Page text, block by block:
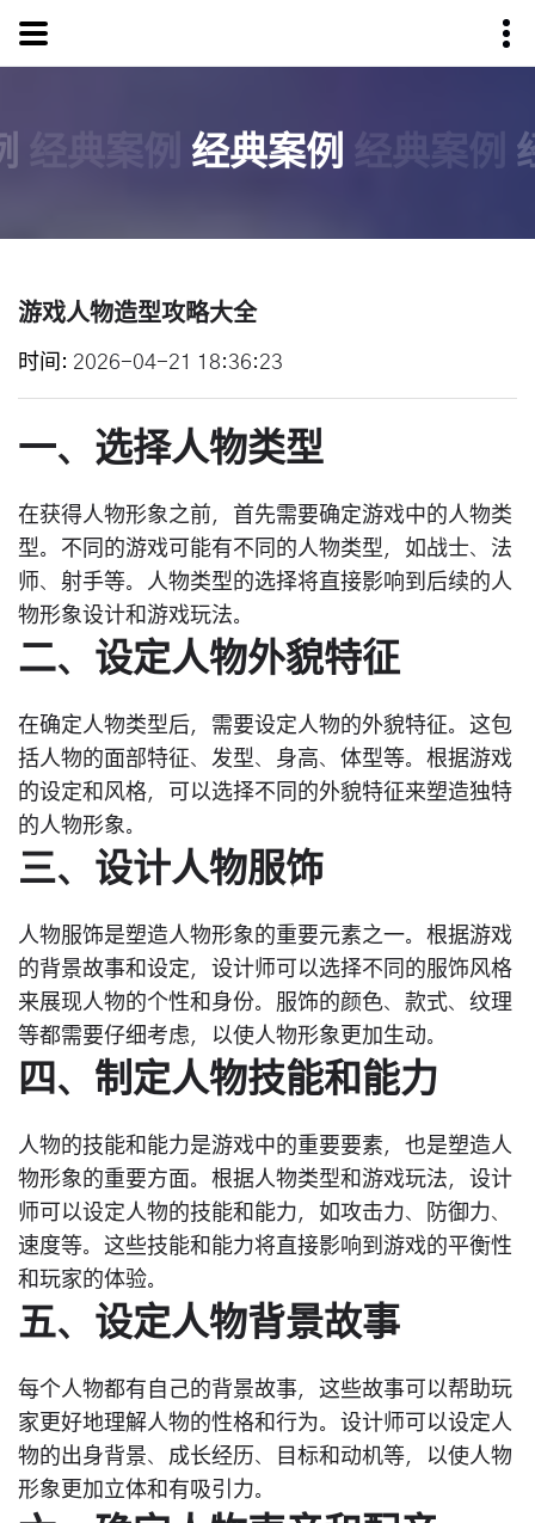
经典案例
游戏人物造型攻略大全
时间 2026-04-21 18:36:23
一、选择人物类型
在获得人物形象之前，首先需要确定游戏中的人物类
型。不同的游戏可能有不同的人物类型，如战士、法
师、射手等。人物类型的选择将直接影响到后续的人
物形象设计和游戏玩法。
二、设定人物外貌特征
在确定人物类型后，需要设定人物的外貌特征。这包
括人物的面部特征、发型、身高、体型等。根据游戏
的设定和风格，可以选择不同的外貌特征来塑造独特
的人物形象。
三、设计人物服饰
人物服饰是塑造人物形象的重要元素之一。根据游戏
的背景故事和设定，设计师可以选择不同的服饰风格
来展现人物的个性和身份。服饰的颜色、款式、纹理
等都需要仔细考虑，以使人物形象更加生动。
四、制定人物技能和能力
人物的技能和能力是游戏中的重要要素，也是塑造人
物形象的重要方面。根据人物类型和游戏玩法，设计
师可以设定人物的技能和能力，如攻击力、防御力、
速度等。这些技能和能力将直接影响到游戏的平衡性
和玩家的体验。
五、设定人物背景故事
每个人物都有自己的背景故事，这些故事可以帮助玩
家更好地理解人物的性格和行为。设计师可以设定人
物的出身背景、成长经历、目标和动机等，以使人物
形象更加立体和有吸引力。